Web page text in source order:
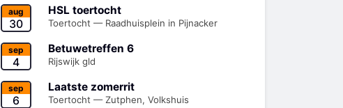
aug
30
HSL toertocht
Toertocht — Raadhuisplein in Pijnacker
sep
4
Betuwetreffen 6
Rijswijk gld
sep
6
Laatste zomerrit
Toertocht — Zutphen, Volkshuis